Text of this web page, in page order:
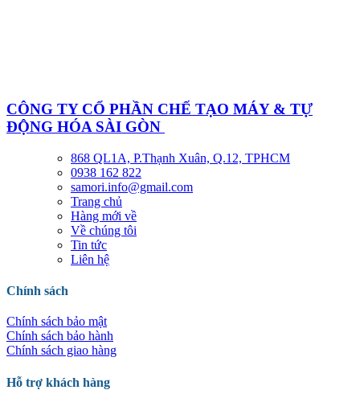
CÔNG TY CỔ PHẦN CHẾ TẠO MÁY & TỰ
ĐỘNG HÓA SÀI GÒN
868 QL1A, P.Thạnh Xuân, Q.12, TPHCM
0938 162 822
samori.info@gmail.com
Trang chủ
Hàng mới về
Về chúng tôi
Tin tức
Liên hệ
Chính sách
Chính sách bảo mật
Chính sách bảo hành
Chính sách giao hàng
Hỗ trợ khách hàng